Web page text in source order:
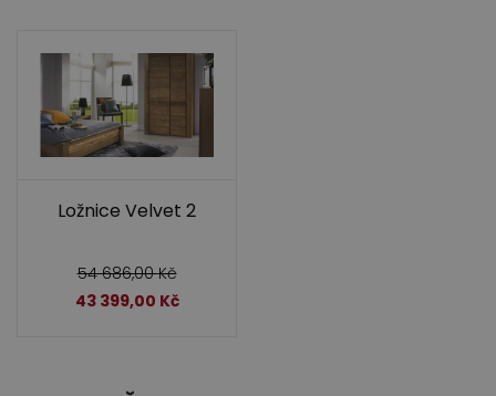
Ložnice Velvet 2
54 686,00Kč
43 399,00 Kč